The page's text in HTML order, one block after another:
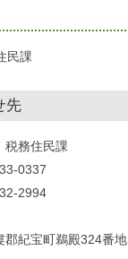
民課
先
務住民課
0337
2994
郡紀宝町鵜殿324番地